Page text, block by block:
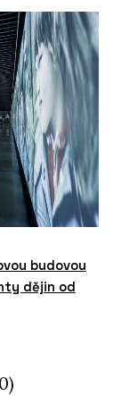
budovou
dějin od